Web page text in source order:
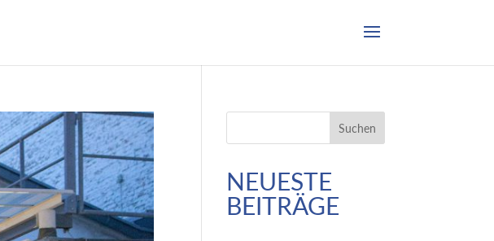
Suchen
NEUESTE
BEITRÄGE